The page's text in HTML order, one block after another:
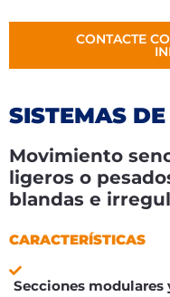
CONTACTE
SISTEMAS
Movimiento
ligeros o
blandas e
CARACTERÍSTICAS
Secciones